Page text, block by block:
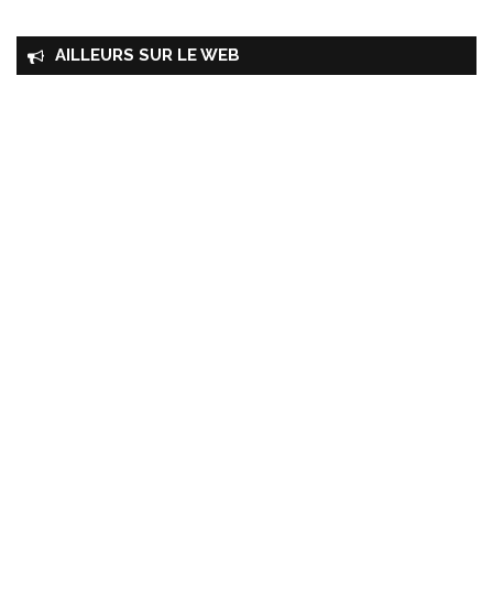
AILLEURS SUR LE WEB